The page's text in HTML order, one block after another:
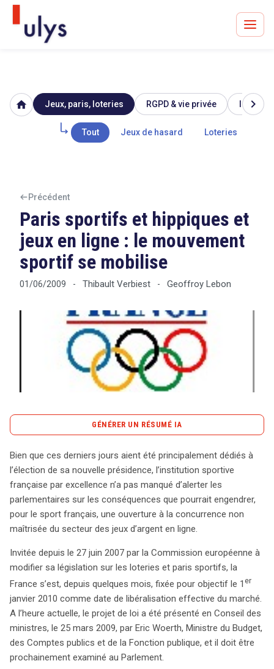
Avocats à Paris & Bruxelles
Leader en droit de l'innovation depuis 30 ans
Tout sur le RGPD
Tout sur le droit de l'innovation
Rechercher
CONTACT
home Jeux, paris, loteries RGPD & vie privée Image
Tout Jeux de hasard Loteries
chevron_right
Précédent
Paris sportifs et hippiques et
jeux en ligne : le mouvement
sportif se mobilise
01/06/2009 - Thibault Verbiest - Geoffroy Lebon
GÉNÉRER UN RÉSUMÉ IA
L’ouverture prochaine à la concurrence dans le secteur
des jeux d’argent en ligne suscite des inquiétudes au
sein du mouvement sportif français. Dans le cadre de la
libéralisation prévue pour janvier 2010, le Comité National
Olympique et Sportif Français (CNOSF) a alerté les
des compétitions sportives. Le CNOSF préconise
plusieurs mesures pour garantir l’éthique des paris
sportifs et sécuriser le financement du sport.
Premièrement, il insiste sur la nécessité d’une
consultation des représentants sportifs lors de l’examen
du projet de loi, ainsi que sur leur présence au sein de
l’Autorité de Régulation des Jeux en Ligne (ARJEL). Ces
mesures visent à prévenir les manipulations de résultats,
Bien que ces derniers jours aient été principalement dédiés à
l’élection de sa nouvelle présidence, l’institution sportive
française par excellence n’a pas manqué d’alerter les
parlementaires sur les conséquences que pourrait engendrer,
pour le sport français, une ouverture à la concurrence non
maîtrisée du secteur des jeux d’argent en ligne.
Invitée depuis le 27 juin 2007 par la Commission européenne à
modifier sa législation sur les loteries et paris sportifs, la
France s’est, depuis quelques mois, fixée pour objectif le 1 er
janvier 2010 comme date de libéralisation effective du marché.
A l’heure actuelle, le projet de loi a été présenté en Conseil des
ministres, le 25 mars 2009, par Eric Woerth, Ministre du Budget,
des Comptes publics et de la Fonction publique, et il doit être
prochainement examiné au Parlement.